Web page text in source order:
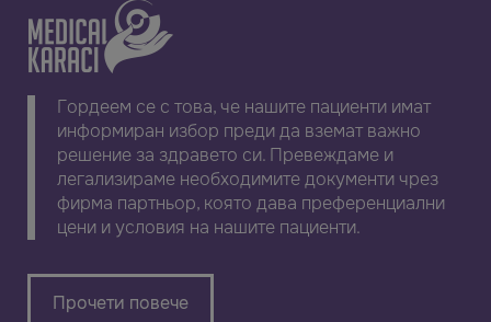
Гордеем се с това, че нашите пациенти имат
информиран избор преди да вземат важно
решение за здравето си. Превеждаме и
легализираме необходимите документи чрез
фирма партньор, която дава преференциални
цени и условия на нашите пациенти.
Прочети повече